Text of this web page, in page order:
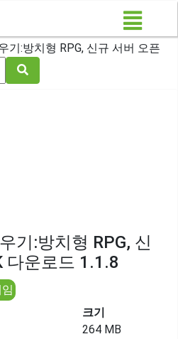
기:방치형 RPG, 신규 서버 오픈
기:방치형 RPG, 신
다운로드 1.1.8
크기
264 MB